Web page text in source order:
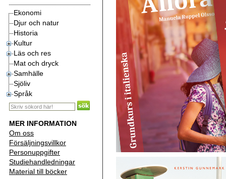
Ekonomi
Djur och natur
Historia
Kultur
Läs och res
Mat och dryck
Samhälle
Sjöliv
Språk
MER INFORMATION
Om oss
Försäljningsvillkor
Personuppgifter
Studiehandledningar
Material till böcker